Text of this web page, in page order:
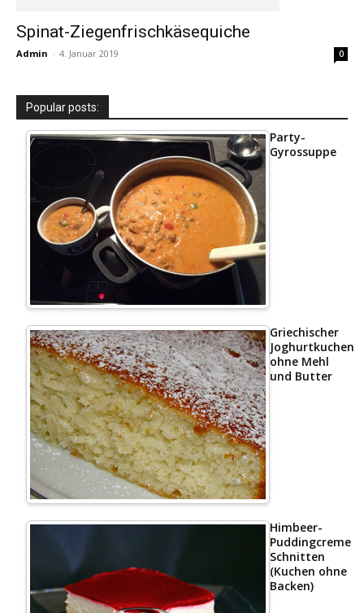
Spinat-Ziegenfrischkäsequiche
Admin - 4. Januar 2019 0
Popular posts:
Party-
Gyrossuppe
Griechischer
Joghurtkuchen
ohne Mehl
und Butter
Himbeer-
Puddingcreme
Schnitten
(Kuchen ohne
Backen)